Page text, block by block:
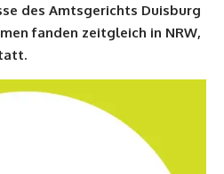
des Amtsgerichts Duisburg
fanden zeitgleich in NRW,